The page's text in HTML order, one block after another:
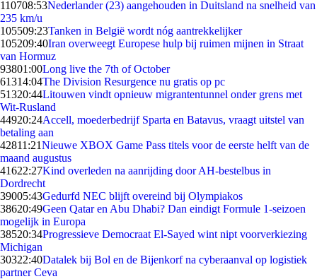
110708:53Nederlander (23) aangehouden in Duitsland na snelheid van
235 km/u
105509:23Tanken in België wordt nóg aantrekkelijker
105209:40Iran overweegt Europese hulp bij ruimen mijnen in Straat
van Hormuz
93801:00Long live the 7th of October
61314:04The Division Resurgence nu gratis op pc
51320:44Litouwen vindt opnieuw migrantentunnel onder grens met
Wit-Rusland
44920:24Accell, moederbedrijf Sparta en Batavus, vraagt uitstel van
betaling aan
42811:21Nieuwe XBOX Game Pass titels voor de eerste helft van de
maand augustus
41622:27Kind overleden na aanrijding door AH-bestelbus in
Dordrecht
39005:43Gedurfd NEC blijft overeind bij Olympiakos
38620:49Geen Qatar en Abu Dhabi? Dan eindigt Formule 1-seizoen
mogelijk in Europa
38520:34Progressieve Democraat El-Sayed wint nipt voorverkiezing
Michigan
30322:40Datalek bij Bol en de Bijenkorf na cyberaanval op logistiek
partner Ceva